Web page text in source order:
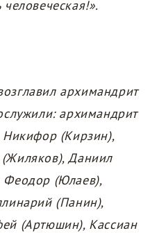
архимандрит
архимандрит
Никифор (Кирзин),
Даниил
Феодор (Юлаев),
(Панин),
(Артюшин), Кассиан